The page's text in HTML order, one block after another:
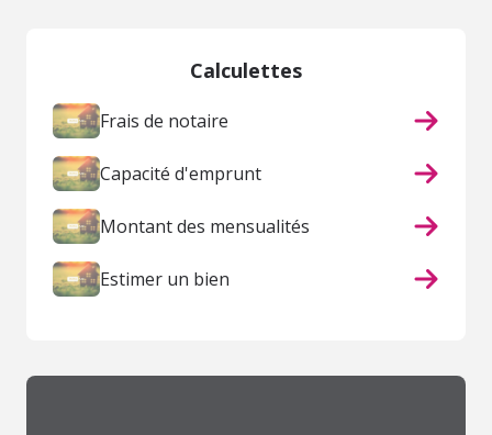
Calculettes
Frais de notaire
Capacité d'emprunt
Montant des mensualités
Estimer un bien